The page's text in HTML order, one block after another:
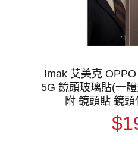
Imak 艾美克
5G 鏡頭玻璃貼(一體式)(曜黑版) 奈米吸
附 鏡頭貼 鏡